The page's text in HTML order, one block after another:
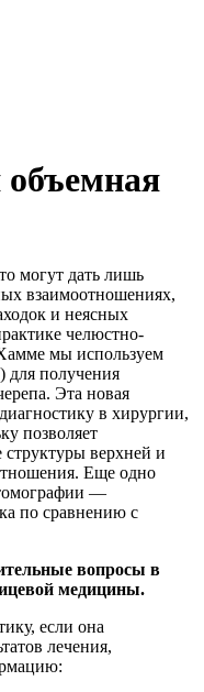
могут дать лишь
взаимоотношениях,
и неясных
челюстно-
мы используем
получения
Эта новая
в хирургии,
позволяет
структуры верхней и
Еще одно
—
по сравнению с
вопросы в
медицины.
если она
лечения,